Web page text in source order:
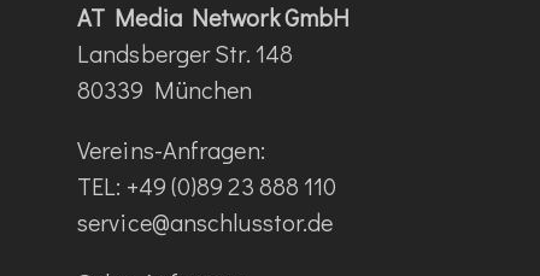
AT Media Network GmbH
Landsberger Str. 148
80339 München
Vereins-Anfragen:
TEL: +49 (0)89 23 888 110
service@anschlusstor.de